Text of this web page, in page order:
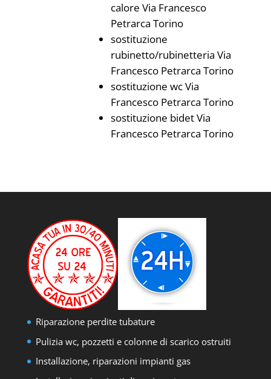
calore Via Francesco
Petrarca Torino
sostituzione
rubinetto/rubinetteria Via
Francesco Petrarca Torino
sostituzione wc Via
Francesco Petrarca Torino
sostituzione bidet Via
Francesco Petrarca Torino
Riparazione perdite tubature
Pulizia wc, pozzetti e colonne di scarico ostruiti
Installazione, riparazioni impianti gas